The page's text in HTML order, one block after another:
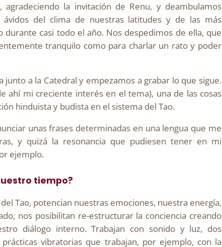
la invitación de Renu, y deambulamos
del clima de nuestras latitudes y de las más
casi todo el año. Nos despedimos de ella, que
tranquilo como para charlar un rato y poder
a la Catedral y empezamos a grabar lo que sigue.
ahí mi creciente interés en el tema), una de las cosas
hinduista y budista en el sistema del Tao.
unas frases determinadas en una lengua que me
y quizá la resonancia que pudiesen tener en mi
ejemplo.
tiempo?
Tao, potencian nuestras emociones, nuestra energía,
nos posibilitan re-estructurar la conciencia creando
diálogo interno. Trabajan con sonido y luz, dos
vibratorias que trabajan, por ejemplo, con la